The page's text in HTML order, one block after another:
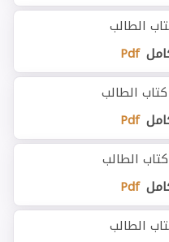
الطالب
Pdf
كتاب الطالب
Pdf
كتاب الطالب
Pdf
الطالب